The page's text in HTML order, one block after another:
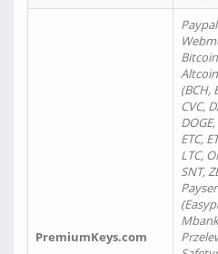
PremiumKeys.com
(BCH,
CVC,
ETC,
LTC,
SNT,